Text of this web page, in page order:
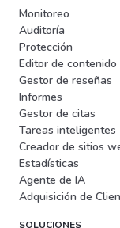
Monitoreo
Auditoría
Protección
Editor de contenido
Gestor de reseñas
Informes
Gestor de citas
Tareas inteligentes
Creador de sitios
Estadísticas
Agente de IA
Adquisición de
SOLUCIONES